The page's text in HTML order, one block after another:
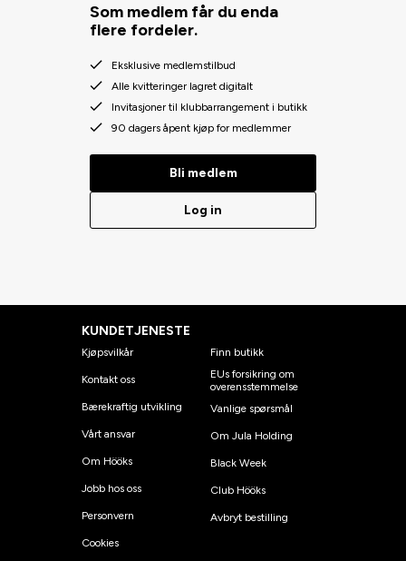
Som medlem får du enda
flere fordeler.
Eksklusive medlemstilbud
Alle kvitteringer lagret digitalt
Invitasjoner til klubbarrangement i butikk
90 dagers åpent kjøp for medlemmer
Bli medlem
Log in
KUNDETJENESTE
Kjøpsvilkår
Kontakt oss
Bærekraftig utvikling
Vårt ansvar
Om Hööks
Jobb hos oss
Personvern
Cookies
Finn butikk
EUs forsikring om
overensstemmelse
Vanlige spørsmål
Om Jula Holding
Black Week
Club Hööks
Avbryt bestilling